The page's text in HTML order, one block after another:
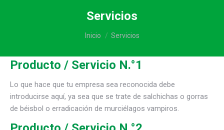
Servicios
Estás aquí:
Inicio Servicios
Producto / Servicio N.°1
Lo que hace que tu empresa sea reconocida debe
introducirse aquí, ya sea que se trate de salchichas o gorras
de béisbol o erradicación de murciélagos vampiros.